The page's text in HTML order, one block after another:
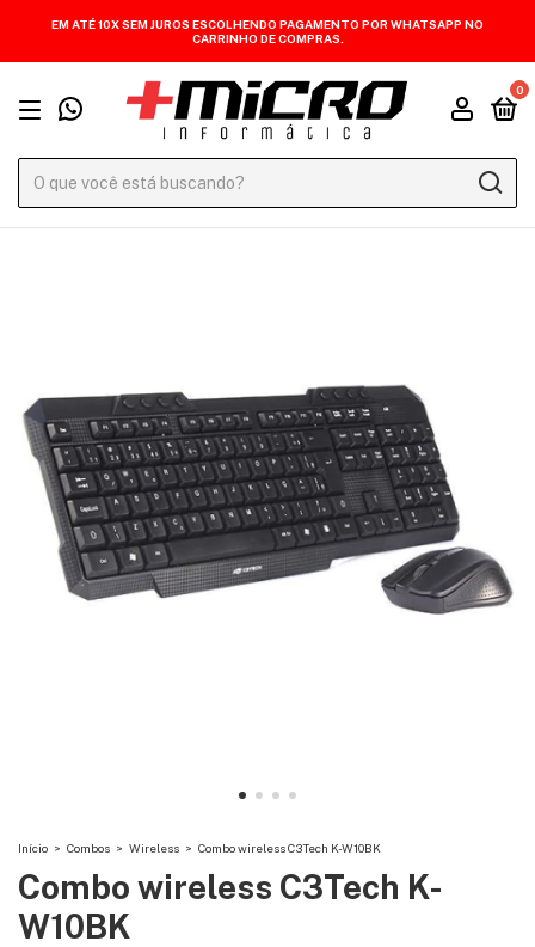
EM ATÉ 10X SEM JUROS ESCOLHENDO PAGAMENTO POR WHATSAPP NO
CARRINHO DE COMPRAS.
0
Início > Combos > Wireless > Combo wireless C3Tech K-W10BK
Combo wireless C3Tech K-
W10BK